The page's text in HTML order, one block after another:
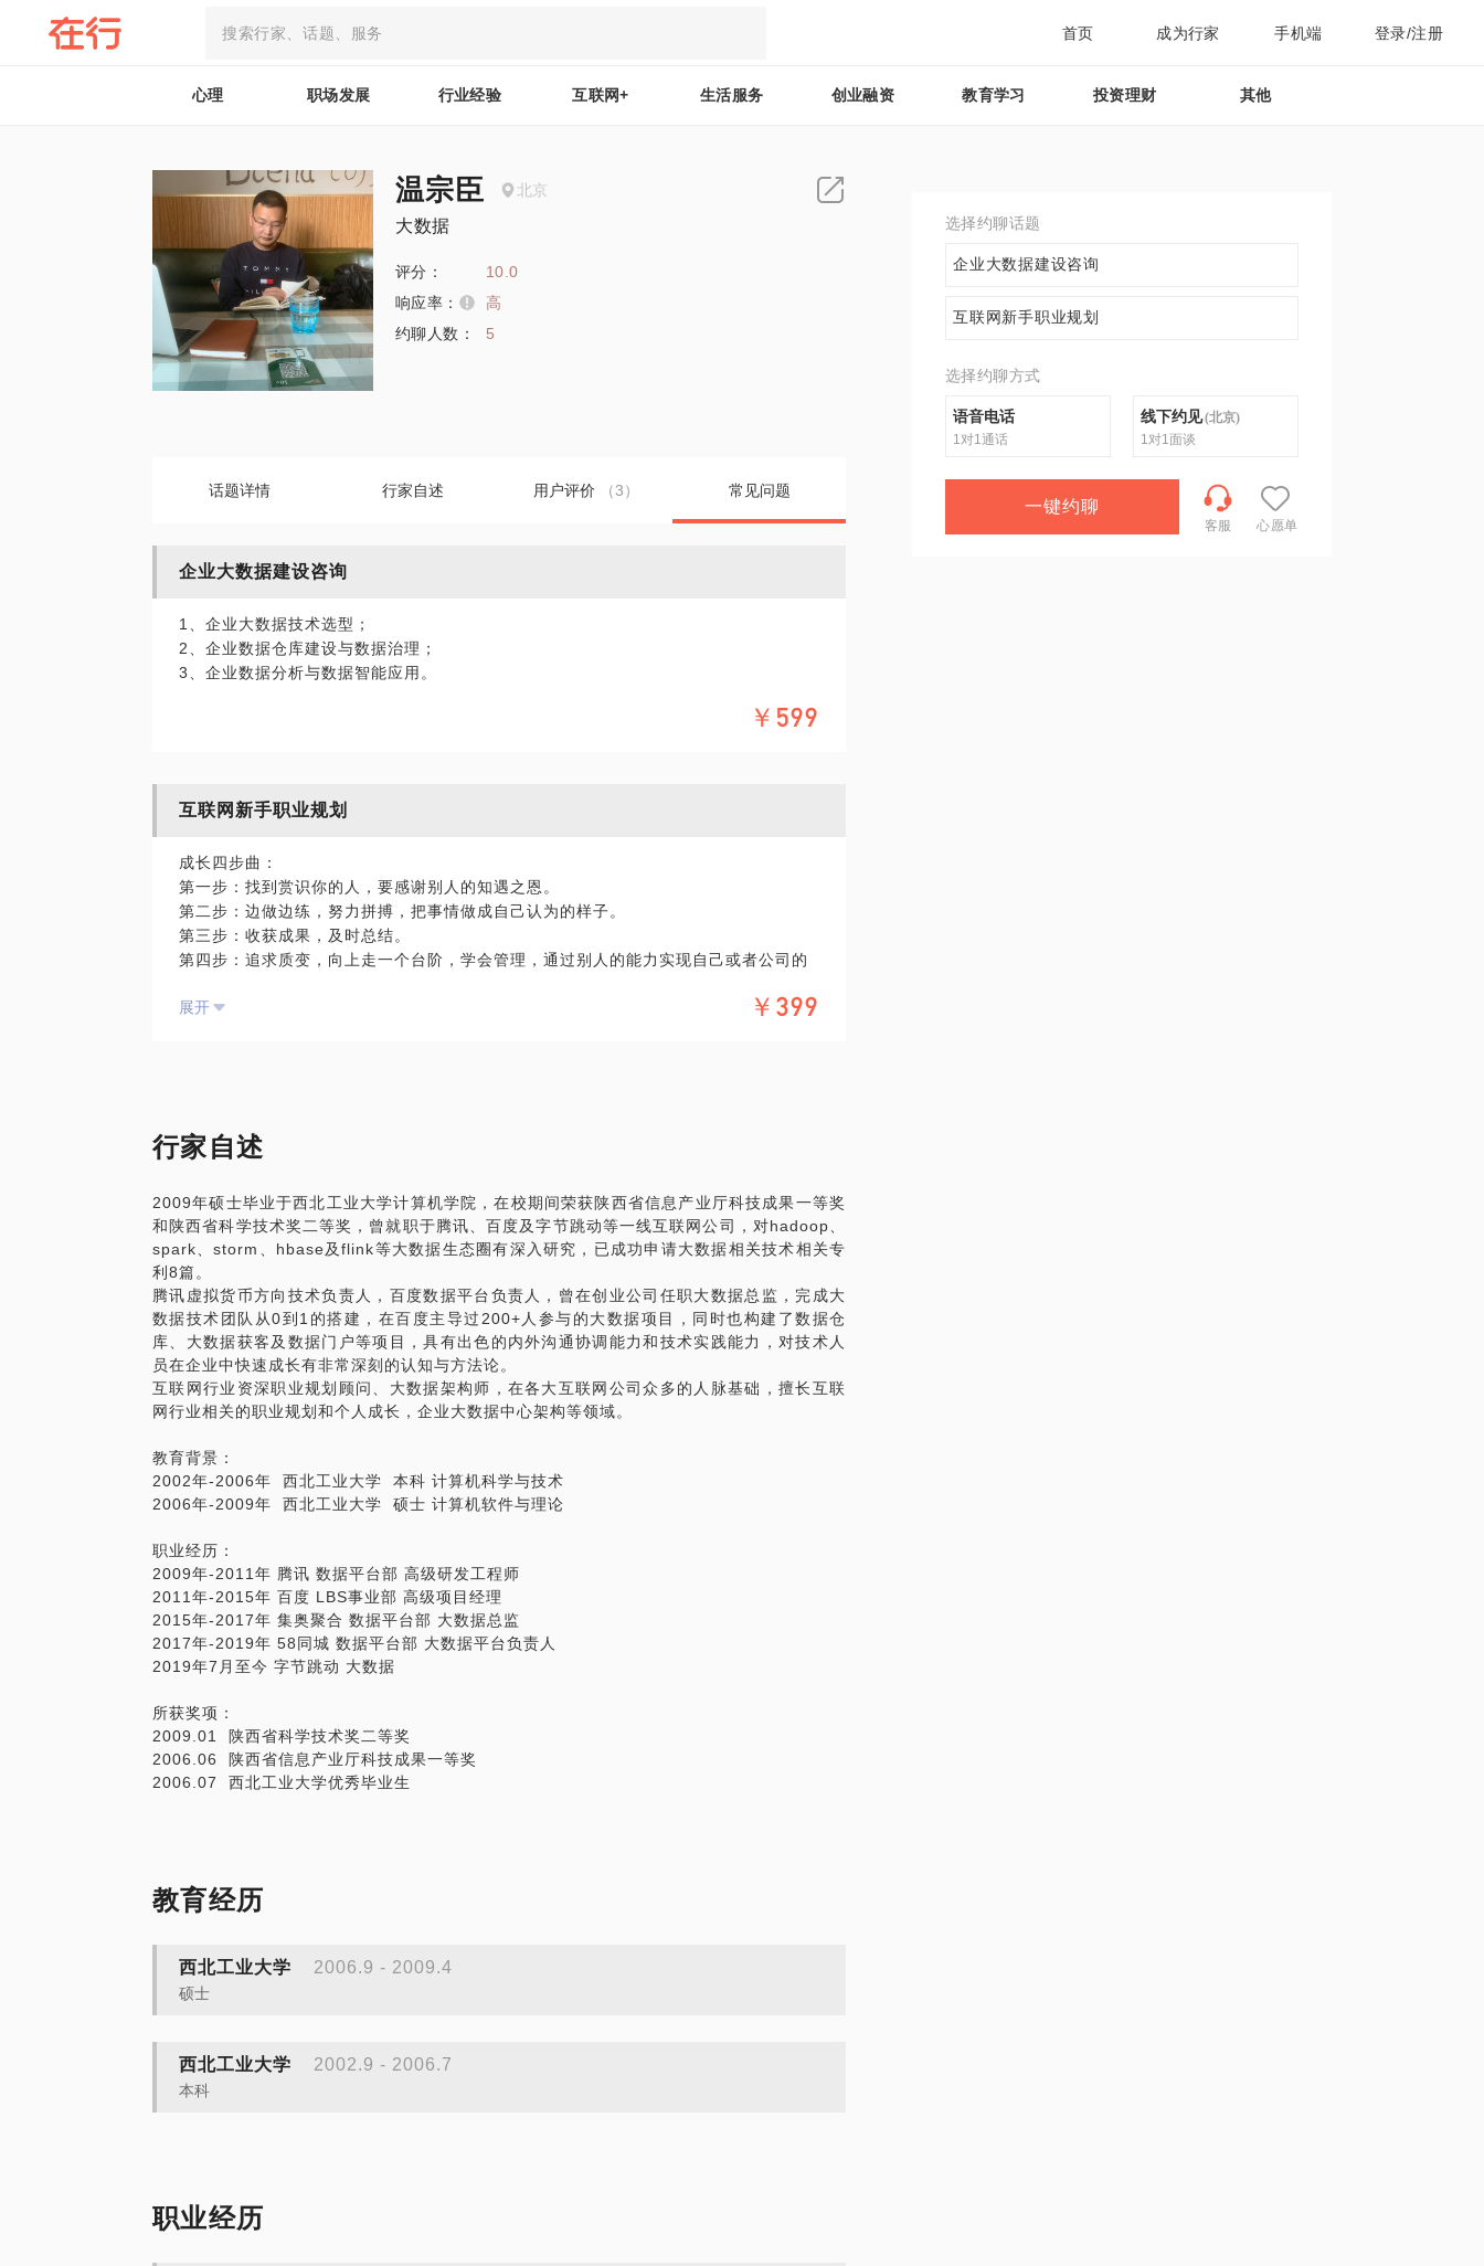
首页 成为行家 手机端 登录/注册
心理 职场发展 行业经验 互联网+ 生活服务 创业融资 教育学习 投资理财 其他
温宗臣 北京
大数据
评分：
10.0
响应率：
高
约聊人数：
5
话题详情 行家自述 用户评价 （3） 常见问题
企业大数据建设咨询
1、企业大数据技术选型；
2、企业数据仓库建设与数据治理；
3、企业数据分析与数据智能应用。
￥599
互联网新手职业规划
成长四步曲：
第一步：找到赏识你的人，要感谢别人的知遇之恩。
第二步：边做边练，努力拼搏，把事情做成自己认为的样子。
第三步：收获成果，及时总结。
第四步：追求质变，向上走一个台阶，学会管理，通过别人的能力实现自己或者公司的
展开
￥399
行家自述
2009年硕士毕业于西北工业大学计算机学院，在校期间荣获陕西省信息产业厅科技成果一等奖
和陕西省科学技术奖二等奖，曾就职于腾讯、百度及字节跳动等一线互联网公司，对hadoop、
spark、storm、hbase及flink等大数据生态圈有深入研究，已成功申请大数据相关技术相关专
利8篇。
腾讯虚拟货币方向技术负责人，百度数据平台负责人，曾在创业公司任职大数据总监，完成大
数据技术团队从0到1的搭建，在百度主导过200+人参与的大数据项目，同时也构建了数据仓
库、大数据获客及数据门户等项目，具有出色的内外沟通协调能力和技术实践能力，对技术人
员在企业中快速成长有非常深刻的认知与方法论。
互联网行业资深职业规划顾问、大数据架构师，在各大互联网公司众多的人脉基础，擅长互联
网行业相关的职业规划和个人成长，企业大数据中心架构等领域。
教育背景：
2002年-2006年 西北工业大学 本科 计算机科学与技术
2006年-2009年 西北工业大学 硕士 计算机软件与理论
职业经历：
2009年-2011年 腾讯 数据平台部 高级研发工程师
2011年-2015年 百度 LBS事业部 高级项目经理
2015年-2017年 集奥聚合 数据平台部 大数据总监
2017年-2019年 58同城 数据平台部 大数据平台负责人
2019年7月至今 字节跳动 大数据
所获奖项：
2009.01 陕西省科学技术奖二等奖
2006.06 陕西省信息产业厅科技成果一等奖
2006.07 西北工业大学优秀毕业生
教育经历
西北工业大学 2006.9 - 2009.4
硕士
西北工业大学 2002.9 - 2006.7
本科
职业经历
选择约聊话题
企业大数据建设咨询
互联网新手职业规划
选择约聊方式
语音电话
1对1通话
线下约见(北京)
1对1面谈
一键约聊
客服 心愿单